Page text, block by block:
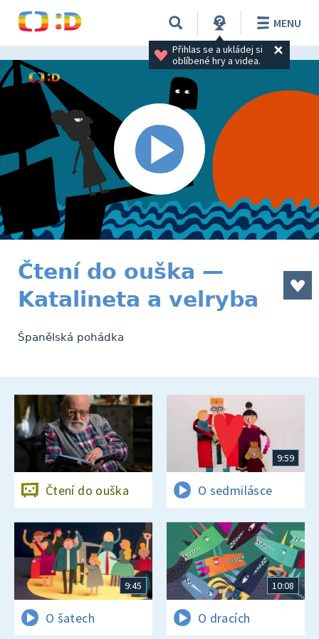
Přihlas se a ukládej si
oblíbené hry a videa.
MENU
Čtení do ouška —
Katalineta a velryba
Španělská pohádka
Čtení do ouška
9:59
O sedmilásce
9:45
O šatech
10:08
O dracích